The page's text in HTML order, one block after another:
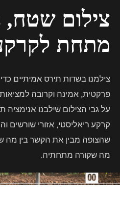
צילום שטח,
מתחת
צילמנו בשדות תירס אמיתיים
פרקטית, אמינה וקרובה
על גבי הצילום שילבנו
קרקע ריאליסטי, אזורי שורשים
שהצופה מבין את הקשר בין מה
מה שקורה מתחתיה.